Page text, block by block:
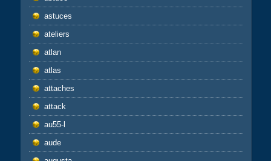
astuces
ateliers
atlan
atlas
attaches
attack
au55-l
aude